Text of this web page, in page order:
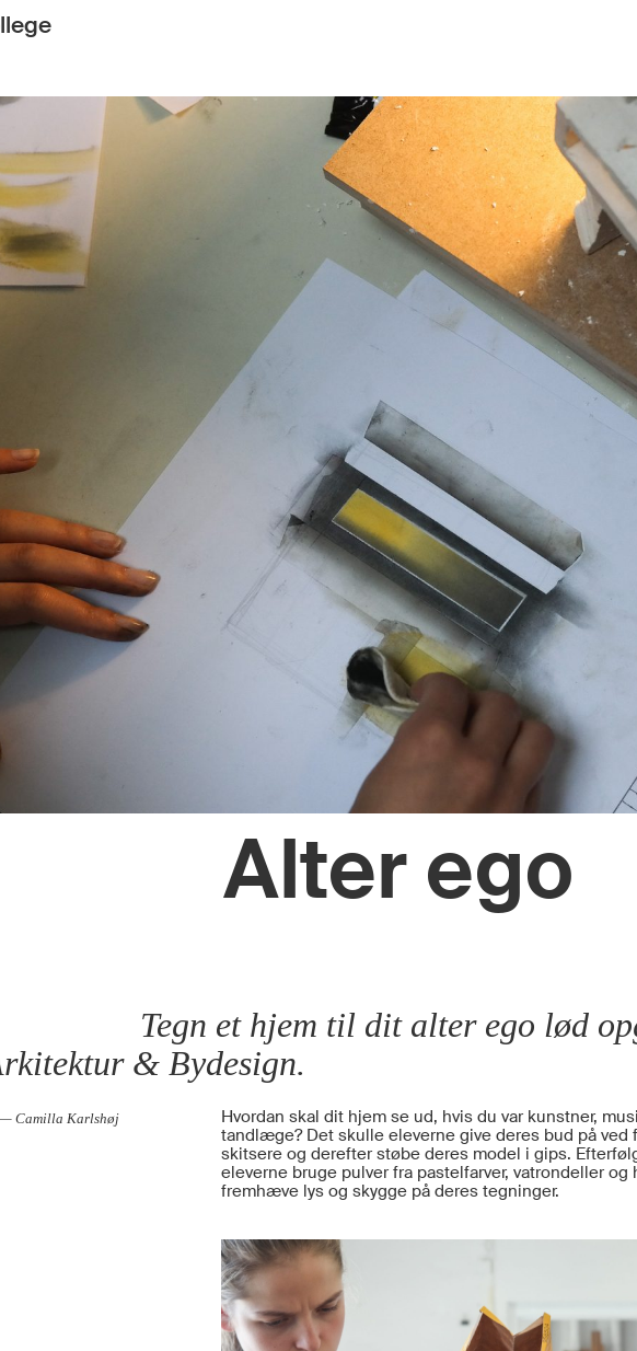
Alter ego
Tegn et hjem til dit alter ego lød
& Bydesign.
Camilla Karlshøj
Hvordan skal dit hjem se ud, hvis du var kunstner,
tandlæge? Det skulle eleverne give deres bud på ved
skitsere og derefter støbe deres model i gips.
eleverne bruge pulver fra pastelfarver, vatrondeller og
fremhæve lys og skygge på deres tegninger.